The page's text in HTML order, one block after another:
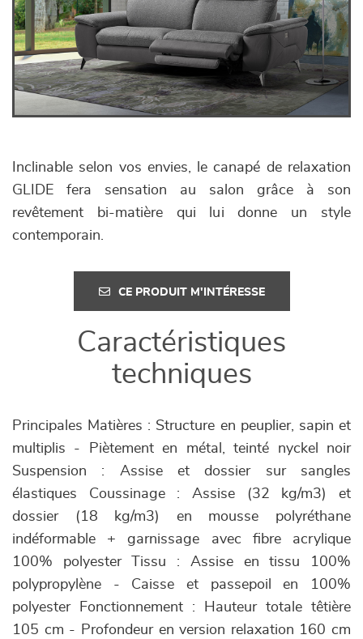
Inclinable selon vos envies, le canapé de relaxation
GLIDE fera sensation au salon grâce à son
revêtement bi-matière qui lui donne un style
contemporain.
CE PRODUIT M'INTÉRESSE
Caractéristiques
techniques
Principales Matières : Structure en peuplier, sapin et
multiplis - Piètement en métal, teinté nyckel noir
Suspension : Assise et dossier sur sangles
élastiques Coussinage : Assise (32 kg/m3) et
dossier (18 kg/m3) en mousse polyréthane
indéformable + garnissage avec fibre acrylique
100% polyester Tissu : Assise en tissu 100%
polypropylène - Caisse et passepoil en 100%
polyester Fonctionnement : Hauteur totale têtière
105 cm - Profondeur en version relaxation 160 cm